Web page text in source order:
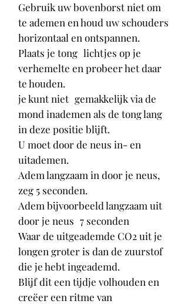
Gebruik uw bovenborst niet om
te ademen en houd uw schouders
horizontaal en ontspannen.
Plaats je tong lichtjes op je
verhemelte en probeer het daar
te houden.
je kunt niet gemakkelijk via de
mond inademen als de tong lang
in deze positie blijft.
U moet door de neus in- en
uitademen.
Adem langzaam in door je neus,
zeg 5 seconden.
Adem bijvoorbeeld langzaam uit
door je neus 7 seconden
Waar de uitgeademde CO2 uit je
longen groter is dan de zuurstof
die je hebt ingeademd.
Blijf dit een tijdje volhouden en
creëer een ritme van